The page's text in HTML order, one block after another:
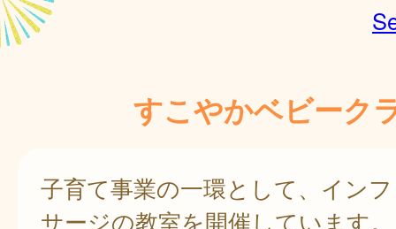
すこやかベビーク
子育て事業の一環として、イン
サージの教室を開催しています